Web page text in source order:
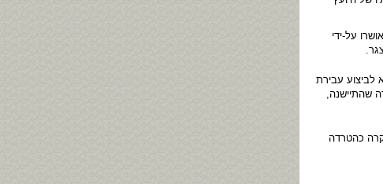
על-ידי
לביצוע עבירת
באירוע שהוא מ-2002 מדובר בעבירה שהתיישנה,
כהטרדה